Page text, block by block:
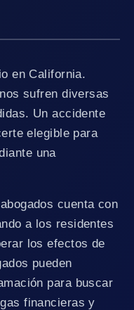
en California.
sufren diversas
Un accidente
elegible para
una
cuenta con
a los residentes
los efectos de
pueden
para buscar
financieras y